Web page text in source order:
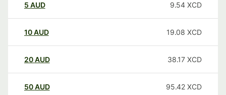
5 AUD 9.54 XCD
10AUD 19.08 XCD
20AUD 38.17 XCD
50AUD 95.42 XCD